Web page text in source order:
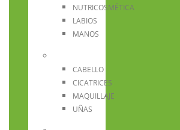
NUTRICOSMÉTICA
LABIOS
MANOS
CABELLO
CICATRICES
MAQUILLAJE
UÑAS